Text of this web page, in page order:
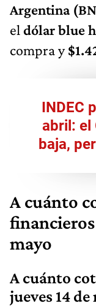
Argentina
el dólar blue
compra y
INDEC
abril: el
baja,
A cuánto
financieros
mayo
A cuánto
jueves 14 de